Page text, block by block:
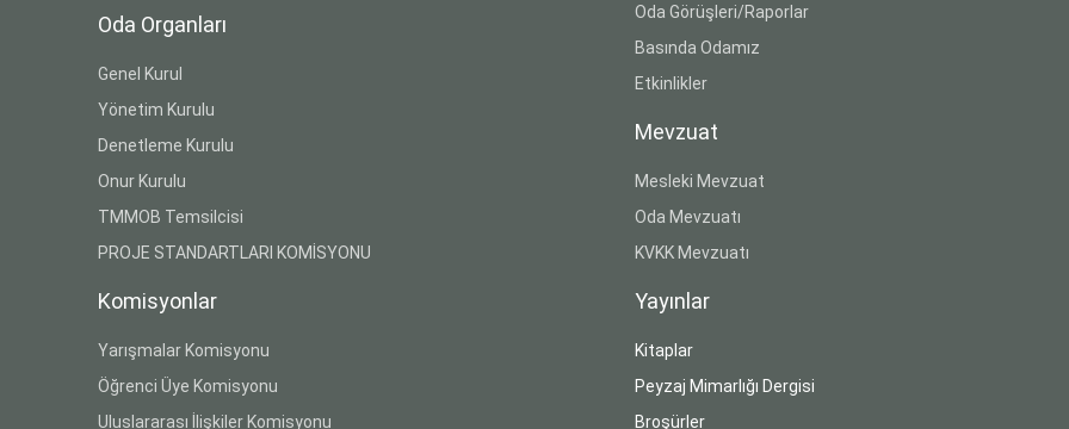
Oda Organları
Genel Kurul
Yönetim Kurulu
Denetleme Kurulu
Onur Kurulu
TMMOB Temsilcisi
PROJE STANDARTLARI KOMİSYONU
Komisyonlar
Yarışmalar Komisyonu
Öğrenci Üye Komisyonu
Uluslararası İlişkiler Komisyonu
Oda Görüşleri/Raporlar
Basında Odamız
Etkinlikler
Mevzuat
Mesleki Mevzuat
Oda Mevzuatı
KVKK Mevzuatı
Yayınlar
Kitaplar
Peyzaj Mimarlığı Dergisi
Broşürler